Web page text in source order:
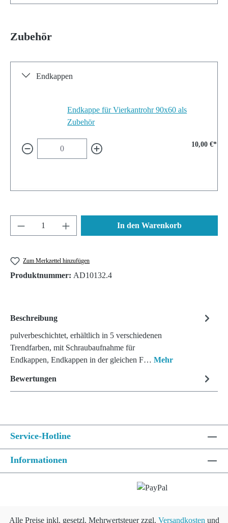
Zubehör
Endkappen
Endkappe für Vierkantrohr 90x60 als
Zubehör
10,00 €*
Produkt Anzahl: Gib den gewünschten Wert
In den Warenkorb
Zum Merkzettel hinzufügen
Produktnummer: AD10132.4
Beschreibung
pulverbeschichtet, erhältlich in 5 verschiedenen
Trendfarben, mit Schraubaufnahme für
Endkappen, Endkappen in der gleichen F… Mehr
Bewertungen
Service-Hotline
Informationen
Alle Preise inkl. gesetzl. Mehrwertsteuer zzgl. Versandkosten und